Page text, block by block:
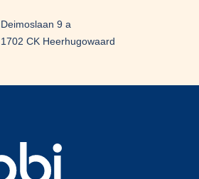
Deimoslaan 9 a
1702 CK Heerhugowaard